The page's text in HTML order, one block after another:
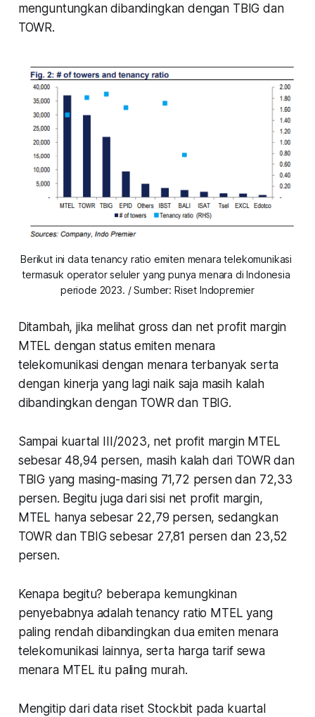
menguntungkan dibandingkan dengan TBIG dan
TOWR.
Berikut ini data tenancy ratio emiten menara telekomunikasi
termasuk operator seluler yang punya menara di Indonesia
periode 2023. / Sumber: Riset Indopremier
Ditambah, jika melihat gross dan net profit margin
MTEL dengan status emiten menara
telekomunikasi dengan menara terbanyak serta
dengan kinerja yang lagi naik saja masih kalah
dibandingkan dengan TOWR dan TBIG.
Sampai kuartal III/2023, net profit margin MTEL
sebesar 48,94 persen, masih kalah dari TOWR dan
TBIG yang masing-masing 71,72 persen dan 72,33
persen. Begitu juga dari sisi net profit margin,
MTEL hanya sebesar 22,79 persen, sedangkan
TOWR dan TBIG sebesar 27,81 persen dan 23,52
persen.
Kenapa begitu? beberapa kemungkinan
penyebabnya adalah tenancy ratio MTEL yang
paling rendah dibandingkan dua emiten menara
telekomunikasi lainnya, serta harga tarif sewa
menara MTEL itu paling murah.
Mengitip dari data riset Stockbit pada kuartal